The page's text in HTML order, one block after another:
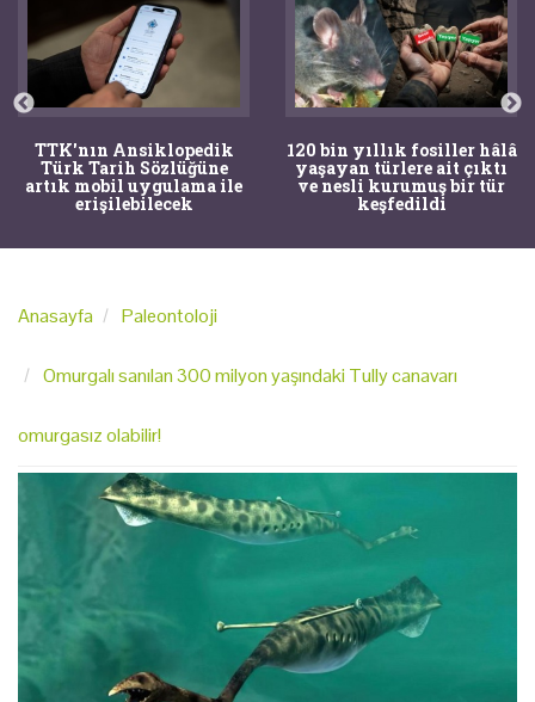
TTK'nın Ansiklopedik
Türk Tarih Sözlüğüne
artık mobil uygulama ile
erişilebilecek
120 bin yıllık fosiller hâlâ
yaşayan türlere ait çıktı
ve nesli kurumuş bir tür
keşfedildi
Anasayfa Paleontoloji
Omurgalı sanılan 300 milyon yaşındaki Tully canavarı
omurgasız olabilir!